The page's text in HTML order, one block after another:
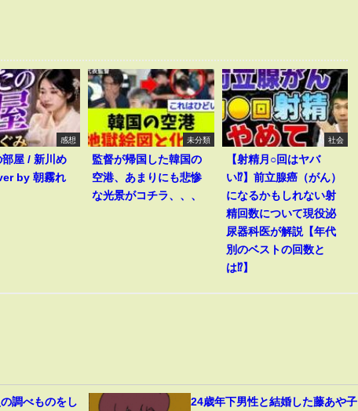
感想
部屋 / 新川め
by 朝霧れ
未分類
監督が帰国した韓国の
空港、あまりにも悲惨
な光景がコチラ、、、
社会
【射精月○回はヤバ
い⁉︎】前立腺癌（がん）
になるかもしれない射
精回数について現役泌
尿器科医が解説【年代
別のベストの回数と
は⁉︎】
調べものをし 24歳年下男性と結婚した藤あや子